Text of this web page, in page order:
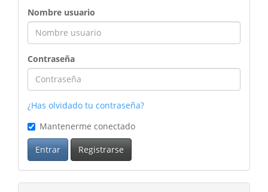
ingreso
Nombre usuario
Contraseña
¿Has olvidado tu contraseña?
Mantenerme conectado
Entrar Registrarse